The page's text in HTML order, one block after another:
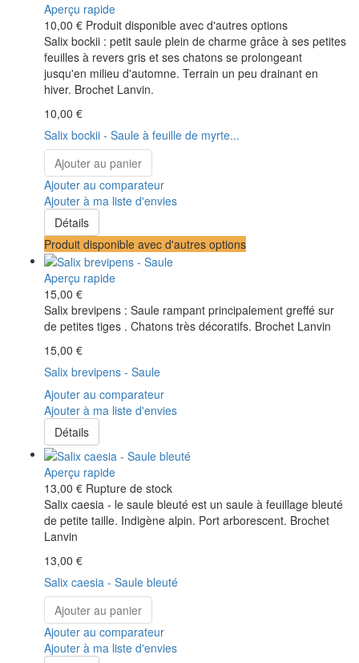
Aperçu rapide
10,00 € Produit disponible avec d'autres options
Salix bockii : petit saule plein de charme grâce à ses petites
feuilles à revers gris et ses chatons se prolongeant
jusqu'en milieu d'automne. Terrain un peu drainant en
hiver. Brochet Lanvin.
10,00 €
Salix bockii - Saule à feuille de myrte...
Ajouter au panier
Ajouter au comparateur
Ajouter à ma liste d'envies
Détails
Produit disponible avec d'autres options
Aperçu rapide
15,00 €
Salix brevipens : Saule rampant principalement greffé sur
de petites tiges . Chatons très décoratifs. Brochet Lanvin
15,00 €
Salix brevipens - Saule
Ajouter au comparateur
Ajouter à ma liste d'envies
Détails
Aperçu rapide
13,00 € Rupture de stock
Salix caesia - le saule bleuté est un saule à feuillage bleuté
de petite taille. Indigène alpin. Port arborescent. Brochet
Lanvin
13,00 €
Salix caesia - Saule bleuté
Ajouter au panier
Ajouter au comparateur
Ajouter à ma liste d'envies